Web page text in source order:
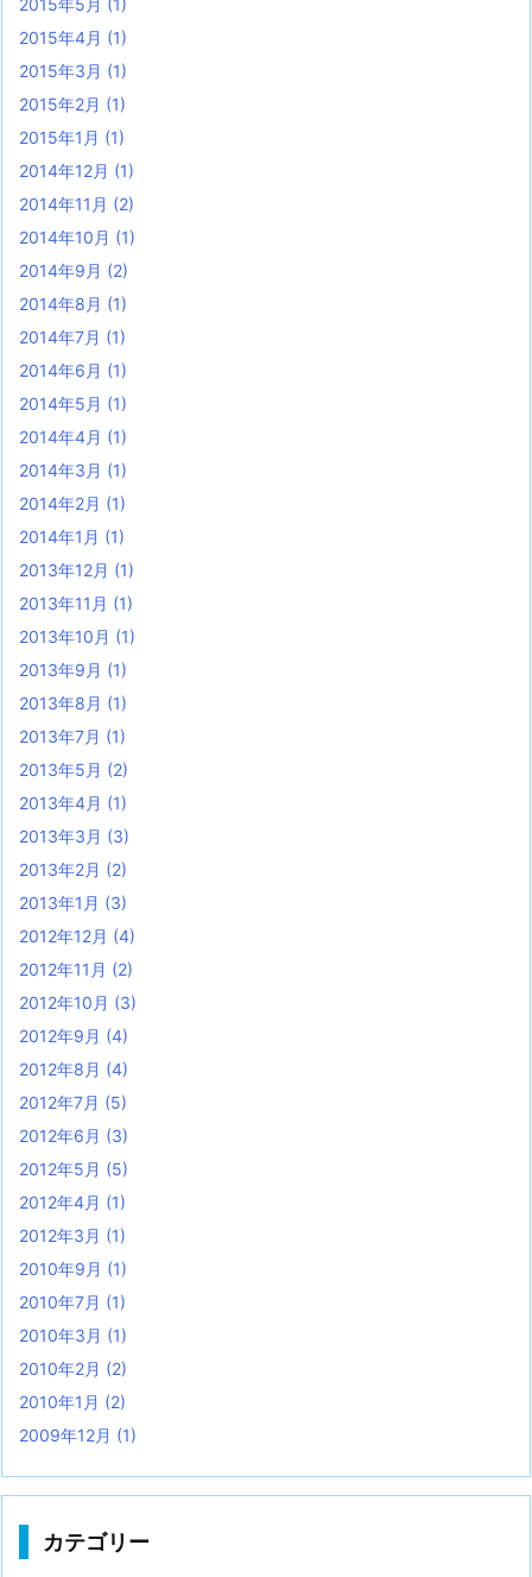
2015年5月 (1)
2015年4月 (1)
2015年3月 (1)
2015年2月 (1)
2015年1月 (1)
2014年12月 (1)
2014年11月 (2)
2014年10月 (1)
2014年9月 (2)
2014年8月 (1)
2014年7月 (1)
2014年6月 (1)
2014年5月 (1)
2014年4月 (1)
2014年3月 (1)
2014年2月 (1)
2014年1月 (1)
2013年12月 (1)
2013年11月 (1)
2013年10月 (1)
2013年9月 (1)
2013年8月 (1)
2013年7月 (1)
2013年5月 (2)
2013年4月 (1)
2013年3月 (3)
2013年2月 (2)
2013年1月 (3)
2012年12月 (4)
2012年11月 (2)
2012年10月 (3)
2012年9月 (4)
2012年8月 (4)
2012年7月 (5)
2012年6月 (3)
2012年5月 (5)
2012年4月 (1)
2012年3月 (1)
2010年9月 (1)
2010年7月 (1)
2010年3月 (1)
2010年2月 (2)
2010年1月 (2)
2009年12月 (1)
カテゴリー